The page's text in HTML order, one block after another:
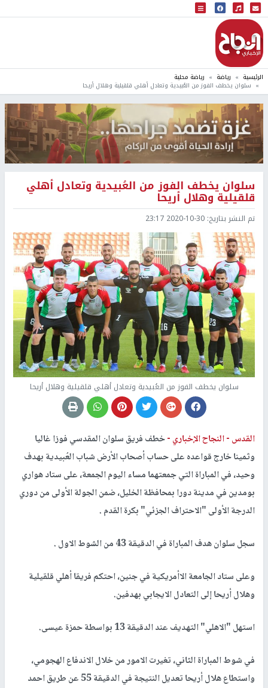
البث المباشر
إذاعة النجاح
الرئيسية رياضة رياضة محلية
سلوان يخطف الفوز من العُبيدية وتعادل أهلي قلقيلية وهلال أريحا
سلوان يخطف الفوز من العُبيدية وتعادل أهلي
قلقيلية وهلال أريحا
تم النشر بتاريخ: 2020-10-30 23:17
سلوان يخطف الفوز من العُبيدية وتعادل أهلي قلقيلية وهلال أريحا
القدس -النجاح الإخباري -خطف فريق سلوان المقدسي فوزا غاليا
وثمينا خارج قواعده على حساب أصحاب الأرض شباب العُبيدية بهدف
وحيد، في المباراة التي جمعتهما مساء اليوم الجمعة، على ستاد هواري
بومدين في مدينة دورا بمحافظة الخليل، ضمن الجولة الأولى من دوري
الدرجة الأولى "الاحتراف الجزئي" بكرة القدم .
سجل سلوان هدف المباراة في الدقيقة 43 من الشوط الاول .
وعلى ستاد الجامعة الاأمريكية في جنين، احتكم فريقا أهلي قلقيلية
وهلال أريحا إلى التعادل الايجابي بهدفين.
استهل "الاهلي" التهديف عند الدقيقة 13 بواسطة حمزة عيسى.
في شوط المباراة الثاني، تغيرت الامور من خلال الاندفاع الهجومي،
واستطاع هلال أريحا تعديل النتيجة في الدقيقة 55 عن طريق احمد